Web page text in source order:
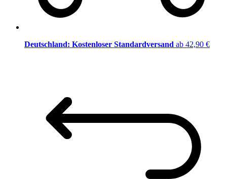
Deutschland: Kostenloser Standardversand ab 42,90 €